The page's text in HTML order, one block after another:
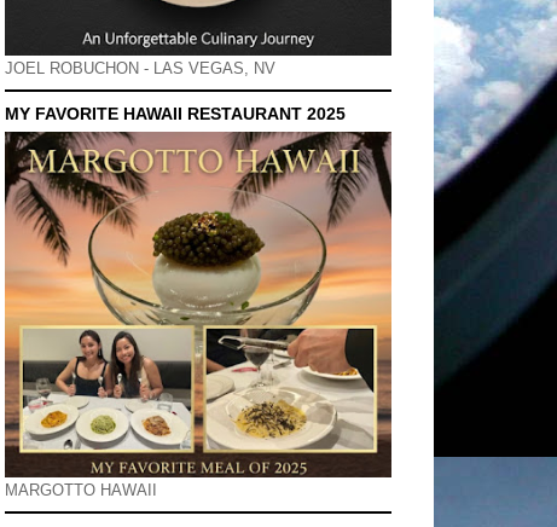
JOEL ROBUCHON - LAS VEGAS, NV
MY FAVORITE HAWAII RESTAURANT 2025
MARGOTTO HAWAII